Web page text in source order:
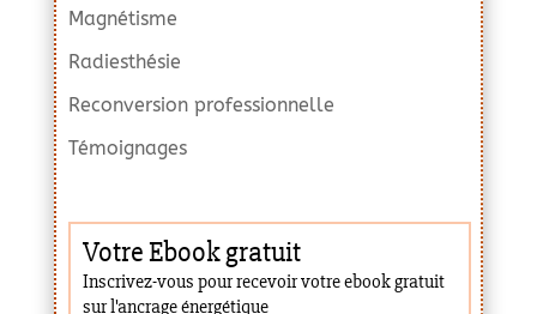
Magnétisme
Radiesthésie
Reconversion professionnelle
Témoignages